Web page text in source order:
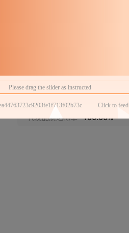
商家代发热度 158
48h揽收率
100.00%
代发品质达标率 100.00%